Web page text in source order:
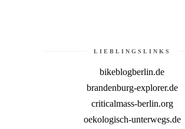
LIEBLINGSLINKS
bikeblogberlin.de
brandenburg-explorer.de
criticalmass-berlin.org
oekologisch-unterwegs.de